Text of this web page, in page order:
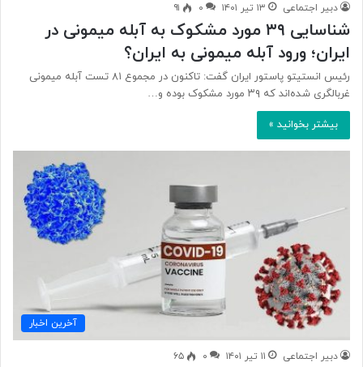
دبیر اجتماعی ۱۳ تیر ۱۴۰۱ ۰ ۹۱
شناسایی ٣٩ مورد مشکوک به آبله میمونی در
ایران؛ ورود آبله میمونی به ایران؟
رئیس انستیتو پاستور ایران گفت: تاکنون در مجموع ۸۱ تست آبله میمونی
غربالگری شده‌اند که ۳۹ مورد مشکوک بوده و…
بیشتر بخوانید »
آخرین اخبار
دبیر اجتماعی ۱۱ تیر ۱۴۰۱ ۰ ۶۵